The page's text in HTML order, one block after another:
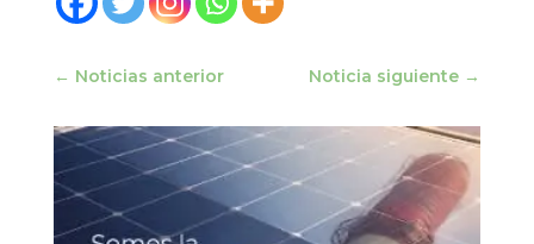
← Noticias anterior Noticia siguiente →